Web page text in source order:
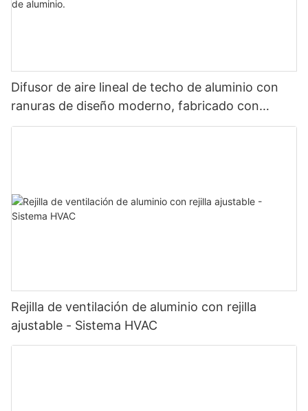
Difusor de aire lineal de techo de aluminio con
ranuras de diseño moderno, fabricado con
rejillas y registros de aleación de aluminio.
Rejilla de ventilación de aluminio con rejilla
ajustable - Sistema HVAC